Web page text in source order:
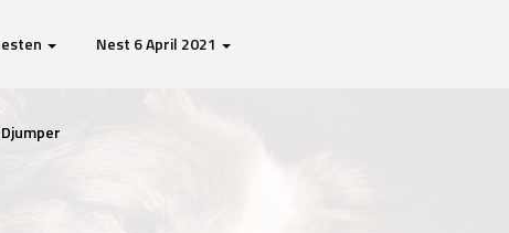
Nest 6 April 2021